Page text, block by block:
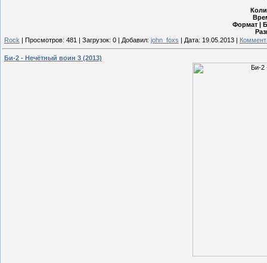
Формат |
Rock | Просмотров: 481 | Загрузок: 0 | Добавил: john_foxs | Дата: 19.05.2013 |
Би-2 - Нечётный воин 3 (2013)